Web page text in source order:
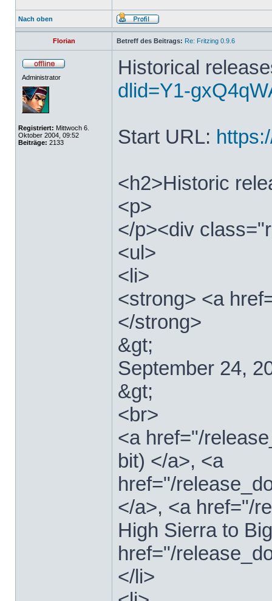
Nach oben
Florian Betreff des Beitrags: Re: Fritzing 0.9.6
Administrator
Registriert: Mittwoch 6.
Oktober 2004, 09:52
Beiträge: 2133
Historical
dlid=Y1-
Start URL:
<h2>Historic
<p>
</p><div
<ul>
<li>
<strong> <a
</strong>
&gt;
September 24,
&gt;
<br>
<a href="/
bit) </a>, <a
href="/
</a>, <a href="/
High Sierra to
href="/
</li>